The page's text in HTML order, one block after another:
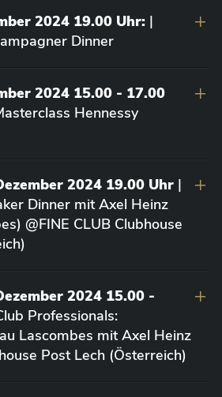
2024 19.00 Uhr: |
Dinner
2024 15.00 - 17.00
Hennessy
2024 19.00 Uhr |
Dinner mit Axel Heinz
@FINE CLUB Clubhouse
2024 15.00 -
Professionals:
Lascombes mit Axel Heinz
Post Lech (Österreich)